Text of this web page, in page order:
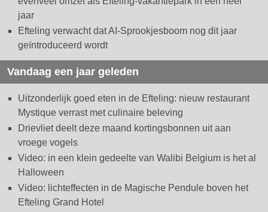
jaar
Efteling verwacht dat AI-Sprookjesboom nog dit jaar
geïntroduceerd wordt
Vandaag een jaar geleden
Uitzonderlijk goed eten in de Efteling: nieuw restaurant
Mystique verrast met culinaire beleving
Drievliet deelt deze maand kortingsbonnen uit aan
vroege vogels
Video: in een klein gedeelte van Walibi Belgium is het al
Halloween
Video: lichteffecten in de Magische Pendule boven het
Efteling Grand Hotel